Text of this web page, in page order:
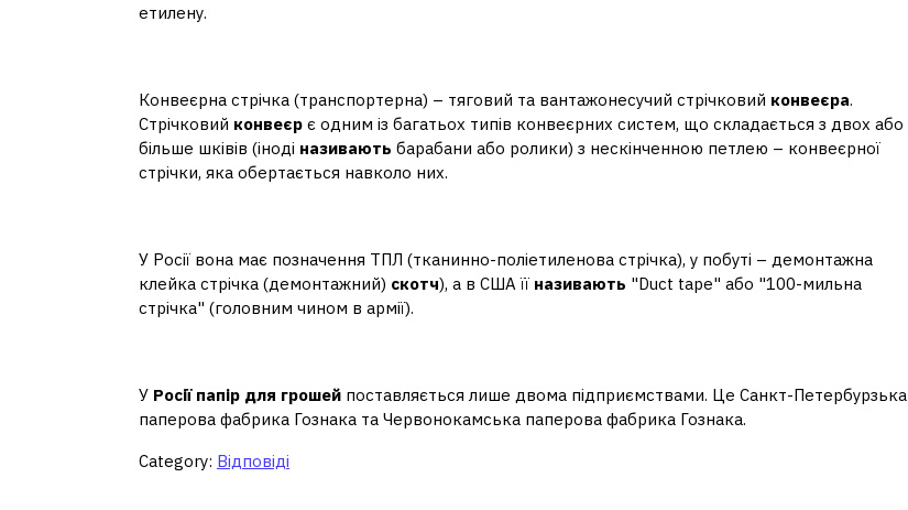
етилену.
Конвеєрна стрічка (транспортерна) – тяговий та вантажонесучий стрічковий конвеєра.
Стрічковий конвеєр є одним із багатьох типів конвеєрних систем, що складається з двох або
більше шківів (іноді називають барабани або ролики) з нескінченною петлею – конвеєрної
стрічки, яка обертається навколо них.
У Росії вона має позначення ТПЛ (тканинно-поліетиленова стрічка), у побуті – демонтажна
клейка стрічка (демонтажний) скотч), а в США її називають "Duct tape" або "100-мильна
стрічка" (головним чином в армії).
У Росії папір для грошей поставляється лише двома підприємствами. Це Санкт-Петербурзька
паперова фабрика Гознака та Червонокамська паперова фабрика Гознака.
Category: Відповіді